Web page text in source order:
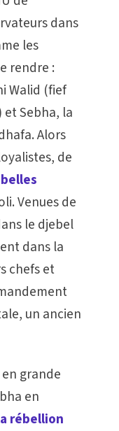
dans
les
rendre :
Walid (fief
Sebha, la
Alors
de
Venues de
le djebel
dans la
chefs et
un ancien
grande
en
rébellion